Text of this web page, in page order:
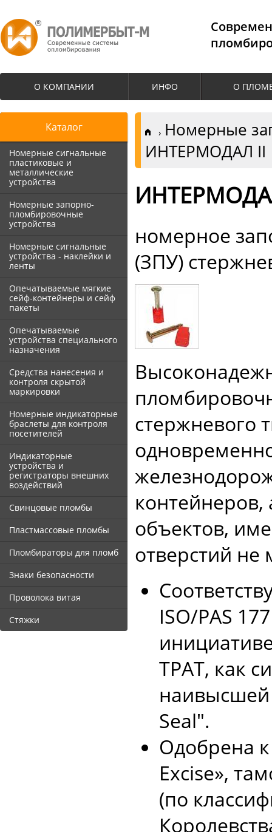
О КОМПАНИИ ИНФО О
Каталог
Номерные сигнальные
пластиковые и
металлические
устройства
Номерные запорно-
пломбировочные
устройства
Номерные сигнальные
устройства - наклейки и
ленты
Опечатываемые мягкие
сейф-контейнеры и сейф
пакеты
Опечатываемые
устройства специального
назначения
Средства нанесения и
контроля скрытой
маркировки
Номерные индикаторные
браслеты для контроля
посетителей
Индикаторные
устройства и
регистраторы внешних
воздействий
Свинцовые пломбы
Пластмассовые пломбы
Пломбираторы для пломб
Знаки безопасности
Проволока витая
Стяжки
Номерные
ИНТЕРМОДАЛ II
номерное
(ЗПУ)
стержневого
контейнеров,
объектов,
отверстий
ISO/PAS
TPAT, как
наивысшей
Seal".
Одобрена
Excise»,
(по